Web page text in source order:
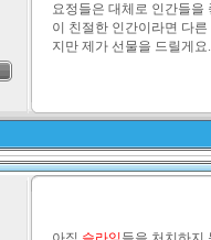
요정들은 대체로 인간들
이 친절한 인간이라면 다
지만 제가 선물을 드릴게